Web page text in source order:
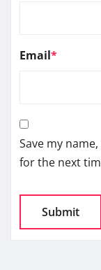
Email*
Save my
for the next